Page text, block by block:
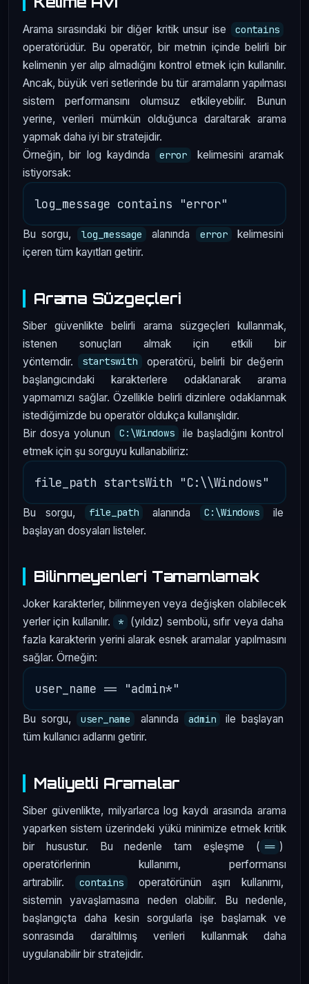
Arama sırasındaki bir diğer kritik unsur ise contains
operatörüdür. Bu operatör, bir metnin içinde belirli bir
kelimenin yer alıp almadığını kontrol etmek için kullanılır.
Ancak, büyük veri setlerinde bu tür aramaların yapılması
sistem performansını olumsuz etkileyebilir. Bunun
yerine, verileri mümkün olduğunca daraltarak arama
yapmak daha iyi bir stratejidir.
Örneğin, bir log kaydında
error
kelimesini aramak
istiyorsak:
Bu sorgu, log_message alanında error
kelimesini
içeren tüm kayıtları getirir.
Arama Süzgeçleri
Siber güvenlikte belirli arama süzgeçleri kullanmak,
istenen sonuçları almak için etkili bir
yöntemdir.
startswith
operatörü, belirli bir değerin
başlangıcındaki karakterlere odaklanarak arama
yapmamızı sağlar. Özellikle belirli dizinlere odaklanmak
istediğimizde bu operatör oldukça kullanışlıdır.
Bir dosya yolunun
C:\Windows
ile başladığını kontrol
etmek için şu sorguyu kullanabiliriz:
Bu sorgu, file_path alanında C:\Windows
ile
başlayan dosyaları listeler.
Bilinmeyenleri Tamamlamak
Joker karakterler, bilinmeyen veya değişken olabilecek
yerler için kullanılır.
*
(yıldız) sembolü, sıfır veya daha
fazla karakterin yerini alarak esnek aramalar yapılmasını
sağlar. Örneğin:
Bu sorgu, user_name alanında admin
ile başlayan
tüm kullanıcı adlarını getirir.
Maliyetli Aramalar
Siber güvenlikte, milyarlarca log kaydı arasında arama
yaparken sistem üzerindeki yükü minimize etmek kritik
bir husustur. Bu nedenle tam eşleşme ( == )
operatörlerinin kullanımı, performansı
artırabilir.
contains
operatörünün aşırı kullanımı,
sistemin yavaşlamasına neden olabilir. Bu nedenle,
başlangıçta daha kesin sorgularla işe başlamak ve
sonrasında daraltılmış verileri kullanmak daha
uygulanabilir bir stratejidir.